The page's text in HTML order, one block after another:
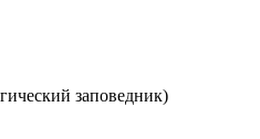
заповедник)